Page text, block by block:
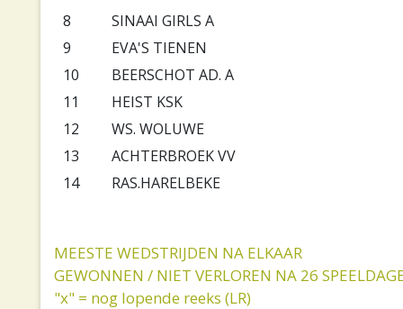
8
SINAAI GIRLS A
9
EVA'S TIENEN
10
BEERSCHOT AD. A
11
HEIST KSK
12
WS. WOLUWE
13
ACHTERBROEK VV
14
RAS.HARELBEKE
MEESTE WEDSTRIJDEN NA ELKAAR
GEWONNEN / NIET VERLOREN NA 26
"x" = nog lopende reeks (LR)